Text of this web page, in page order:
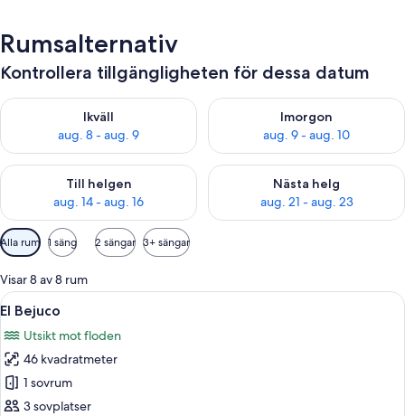
Rumsalternativ
Kontrollera tillgängligheten för dessa datum
Ikväll
aug. 8 - aug. 9
Kontrollera tillgängligheten för ikväll aug. 8 - aug. 9
Imorgon
aug. 9 - aug. 10
Kontrollera tillgängligheten
Till helgen
aug. 14 - aug. 16
Kontrollera tillgängligheten för den här helgen aug. 14 - aug.
Nästa helg
aug. 21 - aug. 23
Kontrollera tillgängligheten
Tillgängliga
filter
för
rum
Alla rum 1 säng 2 sängar 3+ sängar
Visar 8 av 8 rum
Öppna
alla
foton
för
El
Bejuco
Ett sovrum med en färgglad täckfilt,
8
El Bejuco
Utsikt mot floden
46 kvadratmeter
1 sovrum
3 sovplatser